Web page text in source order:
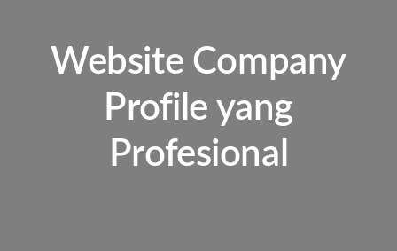
Website Company
Profile yang
Profesional